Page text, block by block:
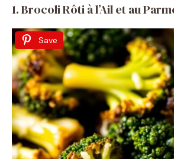
1. Brocoli Rôti à l’Ail et au
Save